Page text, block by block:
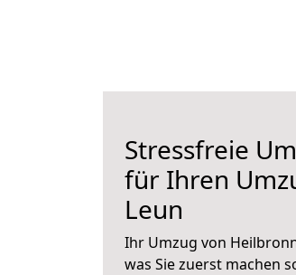
Stressfreie
für Ihren
Leun
Ihr Umzug von
was Sie zuerst machen